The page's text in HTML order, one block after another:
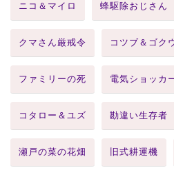
ニコ＆マイロ 蜂駆除おじさん
クマさん厳戒令 コツブ＆ゴク
ファミリーの死 電気ショッカ
コタロー＆ユズ 勘違い生存者
瀬戸の菜の花畑 旧式耕運機